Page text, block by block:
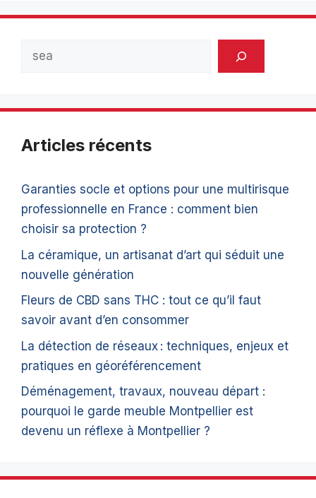
Articles récents
Garanties socle et options pour une multirisque
professionnelle en France : comment bien
choisir sa protection ?
La céramique, un artisanat d’art qui séduit une
nouvelle génération
Fleurs de CBD sans THC : tout ce qu’il faut
savoir avant d’en consommer
La détection de réseaux : techniques, enjeux et
pratiques en géoréférencement
Déménagement, travaux, nouveau départ :
pourquoi le garde meuble Montpellier est
devenu un réflexe à Montpellier ?